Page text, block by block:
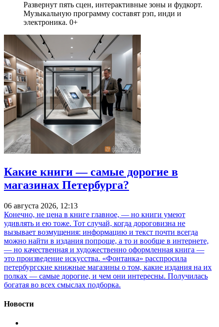
Развернут пять сцен, интерактивные зоны и фудкорт.
Музыкальную программу составят рэп, инди и
электроника. 0+
Какие книги — самые дорогие в
магазинах Петербурга?
06 августа 2026, 12:13
Конечно, не цена в книге главное, — но книги умеют
удивлять и ею тоже. Тот случай, когда дороговизна не
вызывает возмущения: информацию и текст почти всегда
можно найти в издания попроще, а то и вообще в интернете,
— но качественная и художественно оформленная книга —
это произведение искусства. «Фонтанка» расспросила
петербургские книжные магазины о том, какие издания на их
полках — самые дорогие, и чем они интересны. Получилась
богатая во всех смыслах подборка.
Новости